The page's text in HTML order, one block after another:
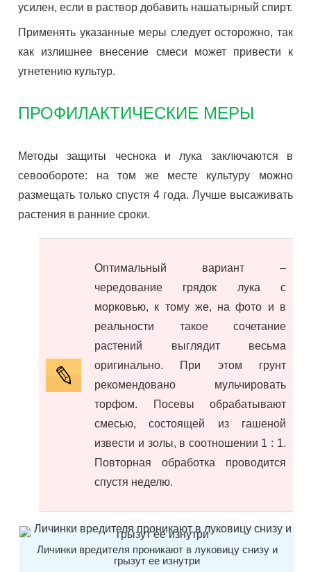
усилен, если в раствор добавить нашатырный спирт.
Применять указанные меры следует осторожно, так
как излишнее внесение смеси может привести к
угнетению культур.
ПРОФИЛАКТИЧЕСКИЕ МЕРЫ
Методы защиты чеснока и лука заключаются в
севообороте: на том же месте культуру можно
размещать только спустя 4 года. Лучше высаживать
растения в ранние сроки.
Оптимальный вариант –
чередование грядок лука с
морковью, к тому же, на фото и в
реальности такое сочетание
растений выглядит весьма
оригинально. При этом грунт
рекомендовано мульчировать
торфом. Посевы обрабатывают
смесью, состоящей из гашеной
извести и золы, в соотношении 1 : 1.
Повторная обработка проводится
спустя неделю.
Личинки вредителя проникают в луковицу снизу и
грызут ее изнутри